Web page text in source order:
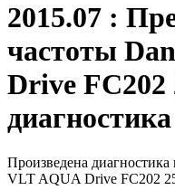
2015.07 :
частоты
Drive
диагностика
Произведена диагностика
VLT AQUA Drive FC202